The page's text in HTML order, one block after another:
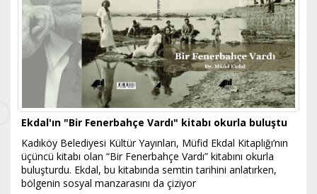
Ekdal'ın "Bir Fenerbahçe Vardı" kitabı okurla buluştu
Kadıköy Belediyesi Kültür Yayınları, Müfid Ekdal Kitaplığı’nın
üçüncü kitabı olan “Bir Fenerbahçe Vardı” kitabını okurla
buluşturdu. Ekdal, bu kitabında semtin tarihini anlatırken,
bölgenin sosyal manzarasını da çiziyor